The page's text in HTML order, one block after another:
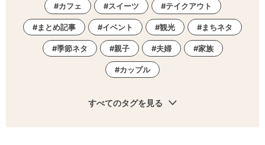
カフェ スイーツ テイクアウト
まとめ記事 イベント 観光 まちネタ
季節ネタ 親子 夫婦 家族
カップル
すべてのタグを見る